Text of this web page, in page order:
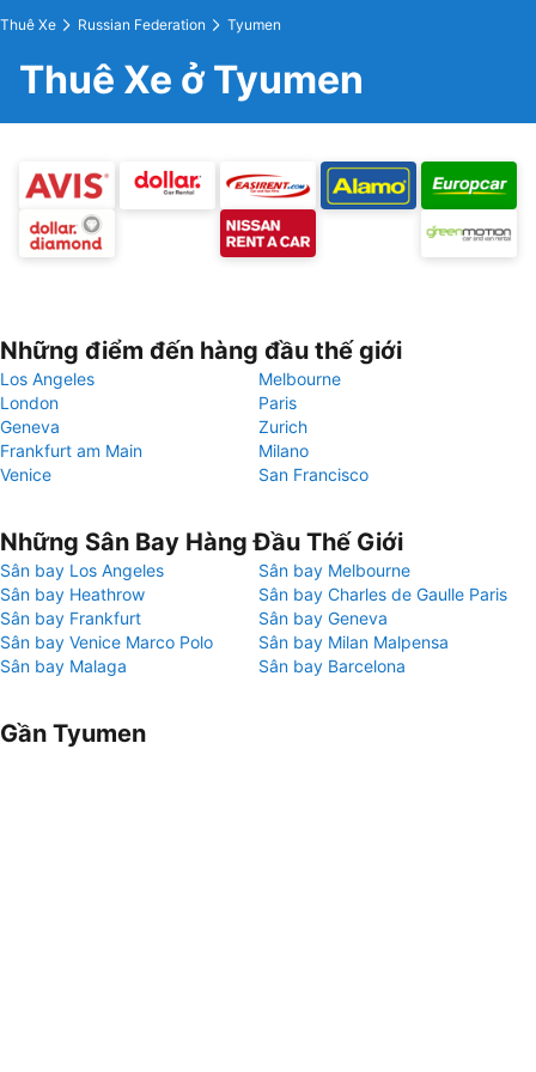
Thuê Xe Russian Federation Tyumen
Thuê Xe ở Tyumen
Những điểm đến hàng đầu thế giới
Los Angeles
Melbourne
London
Paris
Geneva
Zurich
Frankfurt am Main
Milano
Venice
San Francisco
Những Sân Bay Hàng Đầu Thế Giới
Sân bay Los Angeles
Sân bay Melbourne
Sân bay Heathrow
Sân bay Charles de Gaulle Paris
Sân bay Frankfurt
Sân bay Geneva
Sân bay Venice Marco Polo
Sân bay Milan Malpensa
Sân bay Malaga
Sân bay Barcelona
Gần Tyumen